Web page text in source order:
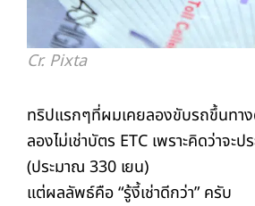
Cr. Pixta
ทริปแรกๆที่ผมเคยลองขับรถขึ้นท
ลองไม่เช่าบัตร ETC เพราะคิดว่าจะป
(ประมาณ 330 เยน)
แต่ผลลัพธ์คือ “รู้งี้เช่าดีกว่า” ครับ